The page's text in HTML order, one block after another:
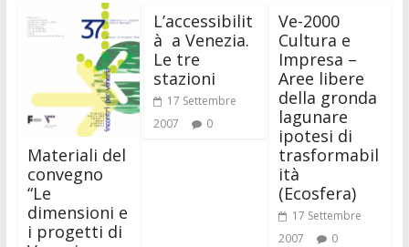
Materiali del
convegno
“Le
dimensioni e
i progetti di
L’accessibilit
à a Venezia.
Le tre
stazioni
17 Settembre
2007
0
Ve-2000
Cultura e
Impresa –
Aree libere
della gronda
lagunare
ipotesi di
trasformabil
ità
(Ecosfera)
17 Settembre
2007
0